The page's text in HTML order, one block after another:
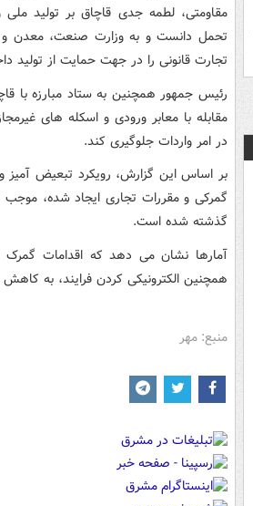
مقاومتی، لطمه جدی قاچاق بر تولید ملی
تحمل دانست و به وزارت صنعت، معدن
تجارت قانونی را در جهت حمایت از تولید
رئیس جمهور همچنین به ستاد مبارزه با
مقابله با معابر ورودی و اسکله های
در امر واردات جلوگیری کند.
بر اساس این گزارش، رویکرد تبعیض آمیز
گمرکی و مقررات تجاری ایجاد شده،
گذشته شده است.
آمارها نشان می دهد که اقدامات
همچنین الکترونیکی کردن فرایند، به
منبع: مهر